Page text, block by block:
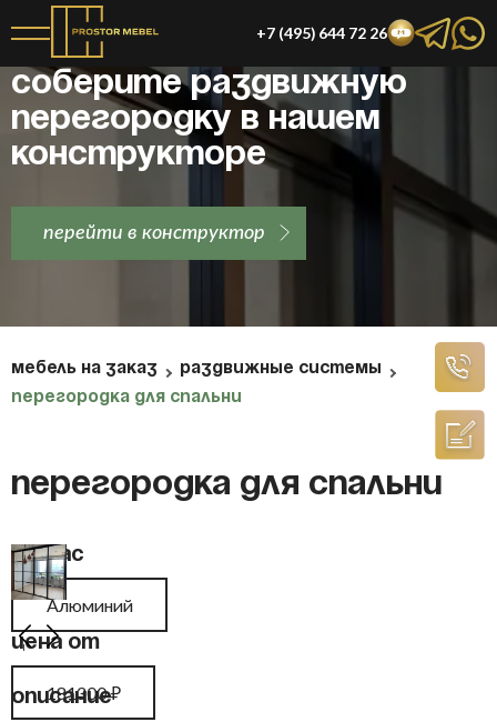
+7 (495) 644 72 26
Соберите раздвижную
перегородку в нашем
конструкторе
перейти в конструктор
МЕБЕЛЬ НА ЗАКАЗ
РАЗДВИЖНЫЕ СИСТЕМЫ
ПЕРЕГОРОДКА ДЛЯ СПАЛЬНИ
Перегородка для спальни
Описание
Каркас
Алюминий
Цена от
181300₽